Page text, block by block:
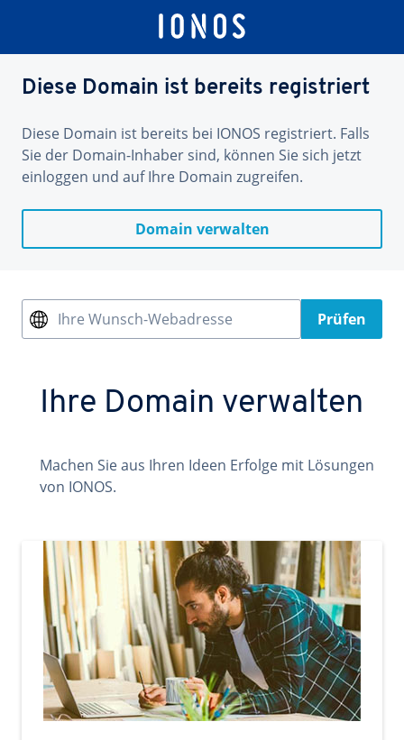
Diese Domain ist bereits registriert
Diese Domain ist bereits bei IONOS registriert. Falls
Sie der Domain-Inhaber sind, können Sie sich jetzt
einloggen und auf Ihre Domain zugreifen.
Domain verwalten
Ihre Wunsch-Webadresse Prüfen
Ihre Domain verwalten
Machen Sie aus Ihren Ideen Erfolge mit Lösungen
von IONOS.